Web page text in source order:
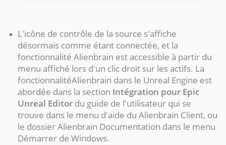
L'icône de contrôle de la source s'affiche
désormais comme étant connectée, et la
fonctionnalité Alienbrain est accessible à partir du
menu affiché lors d'un clic droit sur les actifs. La
fonctionnalitéAlienbrain dans le Unreal Engine est
abordée dans la section Intégration pour Epic
Unreal Editor du guide de l'utilisateur qui se
trouve dans le menu d'aide du Alienbrain Client, ou
le dossier Alienbrain Documentation dans le menu
Démarrer de Windows.